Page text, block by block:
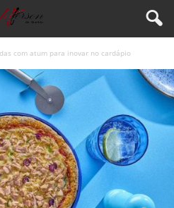
com atum para inovar no cardápio